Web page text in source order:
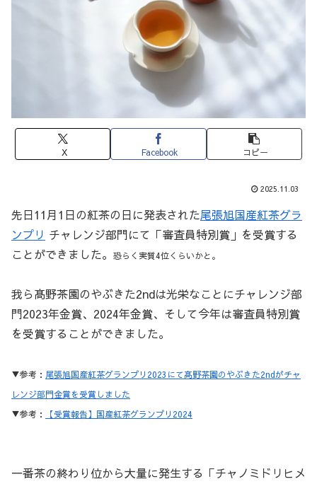
X Facebook コピー
2025.11.03
先日11月1日の紅茶の日に発表された尾張旭国産紅茶グラ
ンプリ チャレンジ部門にて「審査員特別賞」を受賞する
ことができました。
恐らく実質4位くらいかと。
我ら髙野茶園のやぶきた2ndは光栄なことにチャレンジ部
門2023年金賞、2024年金賞、そして今年は審査員特別賞
を受賞することができました。
▼参考： 尾張旭国産紅茶グランプリ2023にて髙野茶園のやぶきた2ndがチャ
レンジ部門金賞を受賞しました
▼参考：
【受賞報告】国産紅茶グランプリ2024
一番茶の終わり位から大量に発生する「チャノミドリヒメ